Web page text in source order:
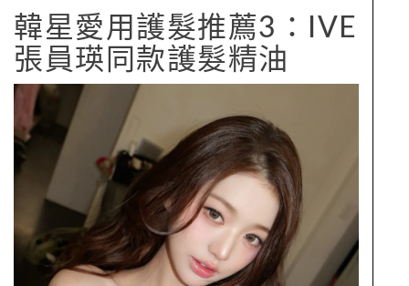
韓星愛用護髮推薦3：IVE
張員瑛同款護髮精油